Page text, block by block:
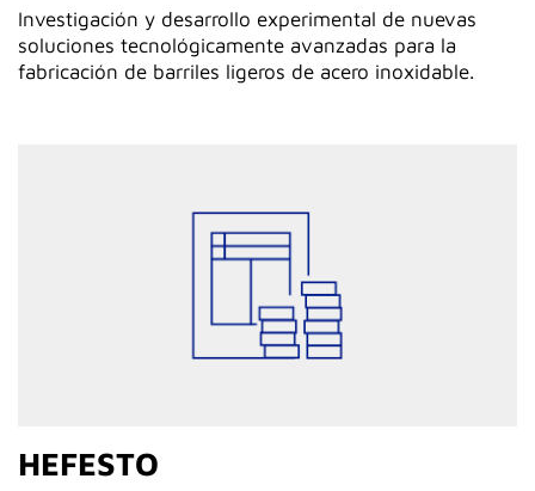
Investigación y desarrollo experimental de nuevas
soluciones tecnológicamente avanzadas para la
fabricación de barriles ligeros de acero inoxidable.
HEFESTO